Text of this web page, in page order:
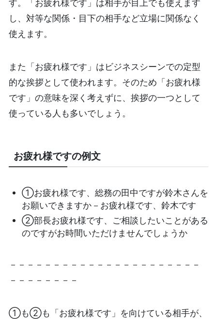
す。「お疲れ様です」は相手が目上でも使えます
し、対等な関係・目下の相手など立場に関係なく
使えます。
また「お疲れ様です」はビジネスシーンでの定型
的な挨拶として使われます。そのため「お疲れ様
です」の意味を深く考えずに、挨拶の一つとして
使っている人も多いでしょう。
お疲れ様ですの例文
①お疲れ様です、総務の田中ですが鈴木さんを
お願いできますか－お疲れ様です、鈴木です
②部長お疲れ様です、ご相談したいことがある
のですがお時間いただけませんでしょうか
－－－－－－－－－－－－－－－－－－－－－－
－－－－－－－－
①も②も「お疲れ様です」を向けている相手が、